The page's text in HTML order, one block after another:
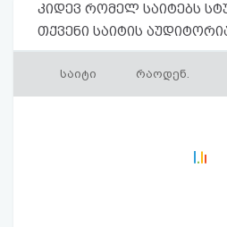
კიდევ რომელ საიტებს
თქვენი საიტის
საიტი რაოდენ.